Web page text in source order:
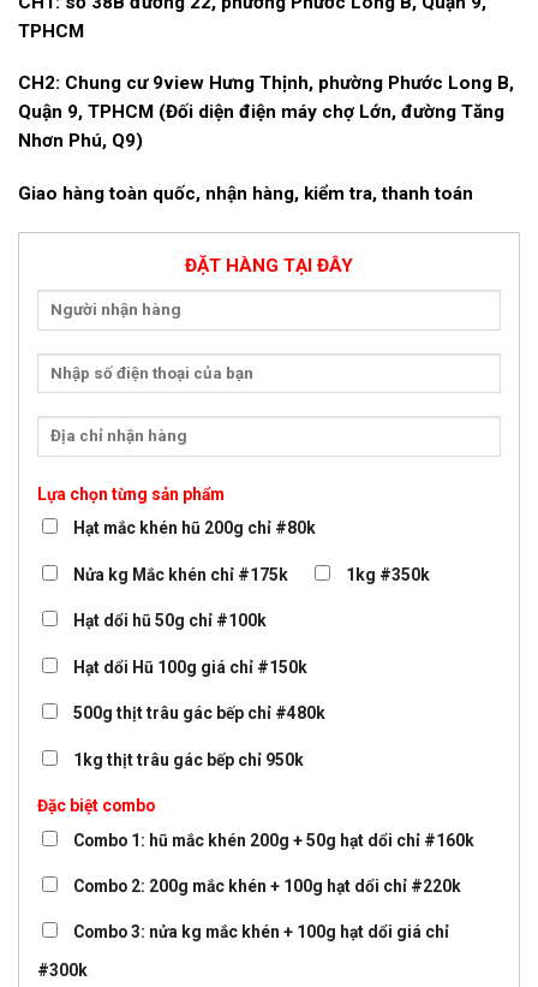
TPHCM
CH2: Chung cư 9view Hưng Thịnh, phường Phước Long B,
Quận 9, TPHCM (Đối diện điện máy chợ Lớn, đường Tăng
Nhơn Phú, Q9)
Giao hàng toàn quốc, nhận hàng, kiểm tra, thanh toán
ĐẶT HÀNG TẠI ĐÂY
Lựa chọn từng sản phẩm
Hạt mắc khén hũ 200g chỉ #80k
Nửa kg Mắc khén chỉ #175k 1kg #350k
Hạt dổi hũ 50g chỉ #100k
Hạt dổi Hũ 100g giá chỉ #150k
500g thịt trâu gác bếp chỉ #480k
1kg thịt trâu gác bếp chỉ 950k
Đặc biệt combo
Combo 1: hũ mắc khén 200g + 50g hạt dổi chỉ #160k
Combo 2: 200g mắc khén + 100g hạt dổi chỉ #220k
Combo 3: nửa kg mắc khén + 100g hạt dổi giá chỉ
#300k